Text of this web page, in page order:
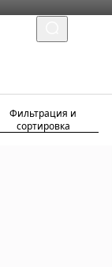
Фильтрация и
сортировка